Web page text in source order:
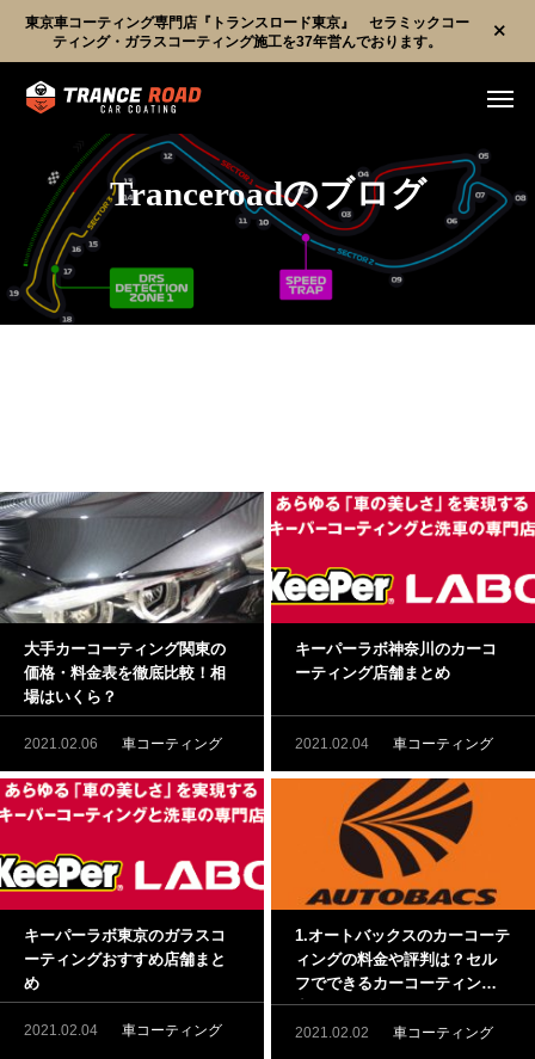
東京車コーティング専門店『トランスロード東京』 セラミックコー
ティング・ガラスコーティング施工を37年営んでおります。
Tranceroadのブログ
大手カーコーティング関東の
価格・料金表を徹底比較！相
場はいくら？
2021.02.06 車コーティング
キーパーラボ神奈川のカーコ
ーティング店舗まとめ
2021.02.04 車コーティング
キーパーラボ東京のガラスコ
ーティングおすすめ店舗まと
め
2021.02.04 車コーティング
1.オートバックスのカーコーテ
ィングの料金や評判は？セル
フでできるカーコーティング
商品もご紹介！
2021.02.02 車コーティング